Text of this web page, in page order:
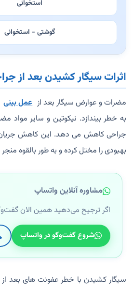
استخوانی
گوشتی - استخوانی
اثرات سیگار کشیدن بعد از
مضرات و عوارض سیگار بعد از عمل بینی
به خطر بیندازد. نیکوتین و سایر
جراحی کاهش می دهد. این کاهش جریان
بهبودی را مختل کرده و به طور بالقوه
مشاوره آنلاین واتساپ
اگر ترجیح می‌دهید همین الان
شروع گفت‌وگو در واتساپ
سیگار کشیدن با خطر عفونت های بعد